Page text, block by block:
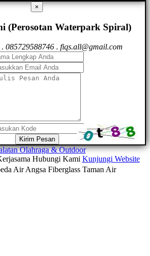
×
(Perosotan Waterpark Spiral)
. 085729588746 . fiqs.all@gmail.com
Kirim Pesan
Olahraga & Outdoor
Hubungi Kami Kunjungi Website